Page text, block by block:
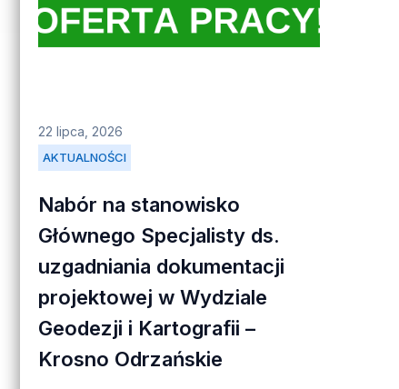
AKTUALNOŚCI
22 lipca, 2026
Nabór na stanowisko
Głównego Specjalisty ds.
uzgadniania dokumentacji
projektowej w Wydziale
Geodezji i Kartografii –
Krosno Odrzańskie